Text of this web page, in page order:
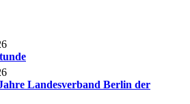
Landesverband Berlin der